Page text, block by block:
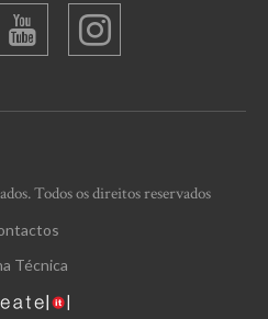
Todos os direitos reservados
Técnica